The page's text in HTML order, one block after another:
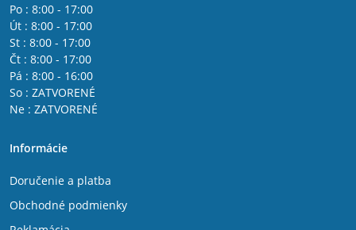
Po : 8:00 - 17:00
Út : 8:00 - 17:00
St : 8:00 - 17:00
Čt : 8:00 - 17:00
Pá : 8:00 - 16:00
So : ZATVORENÉ
Ne : ZATVORENÉ
Informácie
Doručenie a platba
Obchodné podmienky